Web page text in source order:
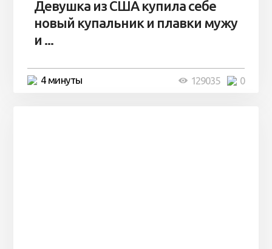
Девушка из США купила себе
новый купальник и плавки мужу
и ...
4 минуты 0
129035